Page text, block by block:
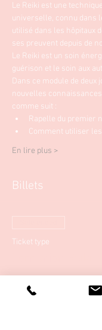
Le Reiki est une
universelle, connu dans
utilisé dans les hôpitaux
ses preuvent depuis de
Le Reiki est un soin
guérison et le soin aux
Dans ce module de deux
nouvelles
comme suit :
Rapelle du premier
Comment utiliser
En lire plus >
Billets
Ticket type